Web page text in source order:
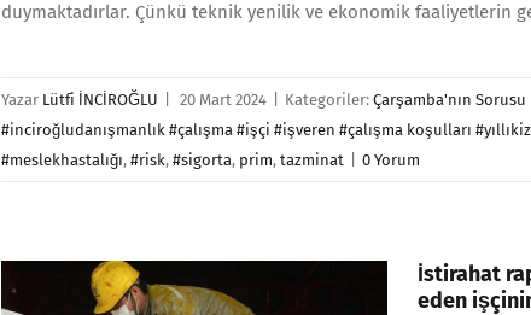
duymaktadırlar. Çünkü teknik yenilik ve ekonomik faaliyetlerin
Yazar Lütfi İNCİROĞLU 20 Mart 2024 Kategoriler:Çarşamba'nın Sorusu
#inciroğludanışmanlık #çalışma #işçi #işveren #çalışma koşulları
#meslekhastalığı,#risk,#sigorta, prim,tazminat 0 Yorum
İstirahat
eden